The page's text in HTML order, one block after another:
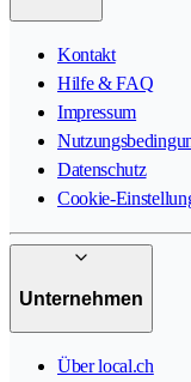
Kontakt
Hilfe & FAQ
Impressum
Datenschutz
Cookie-
Unternehmen
Über local.ch